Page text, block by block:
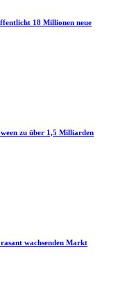
18 Millionen neue
zu über 1,5 Milliarden
wachsenden Markt